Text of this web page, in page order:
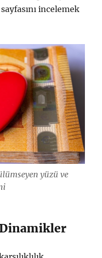
sayfasını incelemek
yüzü ve